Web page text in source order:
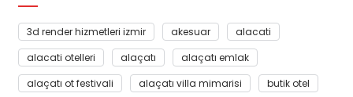
3d render hizmetleri izmir akesuar
alacati
alacati otelleri
alaçatı
alaçatı emlak
alaçatı ot festivali
alaçatı villa mimarisi
butik otel